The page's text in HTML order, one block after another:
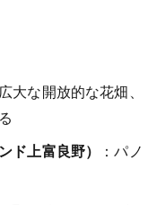
広大な開放的な花畑、
ド上富良野）
：パノ